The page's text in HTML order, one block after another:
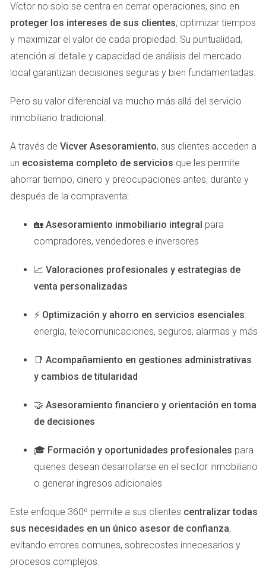
Puertas y Ventanas Dañadas
Las puertas y ventanas son las primeras líneas de defensa
en cualquier hogar. Si observas que alguna puerta está
dañada o que las ventanas no cierran correctamente, es
cerradura rota o una ventana mal ajustada pueden ser
invitaciones abiertas para los ladrones. Asegúrate de
las entradas con sistemas adicionales como cerrojos o
rejas.
Ausencia de Sistemas de Seguridad
hogar, es hora de reconsiderar esta decisión. Los sistemas
modernos ofrecen una variedad de opciones, desde
cámaras hasta alarmas conectadas a aplicaciones
móviles. La instalación de un sistema no solo protege tus
de seguridad para ti y tu familia. Recuerda, una inversión en
seguridad es una inversión en paz mental.
Casos de Estudio
Para ilustrar la importancia de reconocer estas señales y
actuar en consecuencia, vamos a explorar tres casos
reales que muestran cómo una intervención oportuna
La Familia González
La familia González vivía felizmente en su casa en Las
exterior. Una noche, mientras estaban fuera, su casa fue
víctima de un robo. Después del incidente, decidieron
instalar luces con sensores y un sistema de alarma. Desde
entonces, han notado no solo una disminución en su
Víctor no solo se centra en cerrar operaciones, sino en
proteger los intereses de sus clientes, optimizar tiempos
y maximizar el valor de cada propiedad. Su puntualidad,
atención al detalle y capacidad de análisis del mercado
local garantizan decisiones seguras y bien fundamentadas.
Pero su valor diferencial va mucho más allá del servicio
inmobiliario tradicional.
A través de Vicver Asesoramiento, sus clientes acceden a
un ecosistema completo de servicios que les permite
ahorrar tiempo, dinero y preocupaciones antes, durante y
después de la compraventa:
🏡 Asesoramiento inmobiliario integral para
compradores, vendedores e inversores
📈 Valoraciones profesionales y estrategias de
venta personalizadas
⚡ Optimización y ahorro en servicios esenciales:
energía, telecomunicaciones, seguros, alarmas y más
📑 Acompañamiento en gestiones administrativas
y cambios de titularidad
🤝 Asesoramiento financiero y orientación en toma
de decisiones
🎓 Formación y oportunidades profesionales para
quienes desean desarrollarse en el sector inmobiliario
o generar ingresos adicionales
Este enfoque 360º permite a sus clientes centralizar todas
sus necesidades en un único asesor de confianza,
evitando errores comunes, sobrecostes innecesarios y
procesos complejos.